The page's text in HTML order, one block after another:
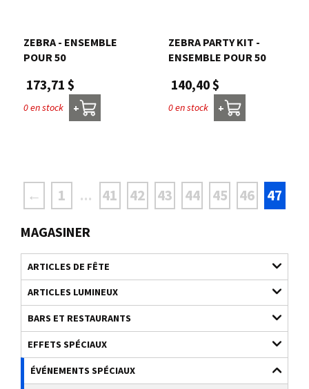
MAGASINER
ARTICLES DE FÊTE
ARTICLES LUMINEUX
BARS ET RESTAURANTS
EFFETS SPÉCIAUX
ÉVÉNEMENTS SPÉCIAUX
ZEBRA - ENSEMBLE
POUR 50
173,71 $
0 en stock +
ZEBRA PARTY KIT -
ENSEMBLE POUR 50
140,40 $
0 en stock +
← 1 ... 41 42 43 44 45 46 47